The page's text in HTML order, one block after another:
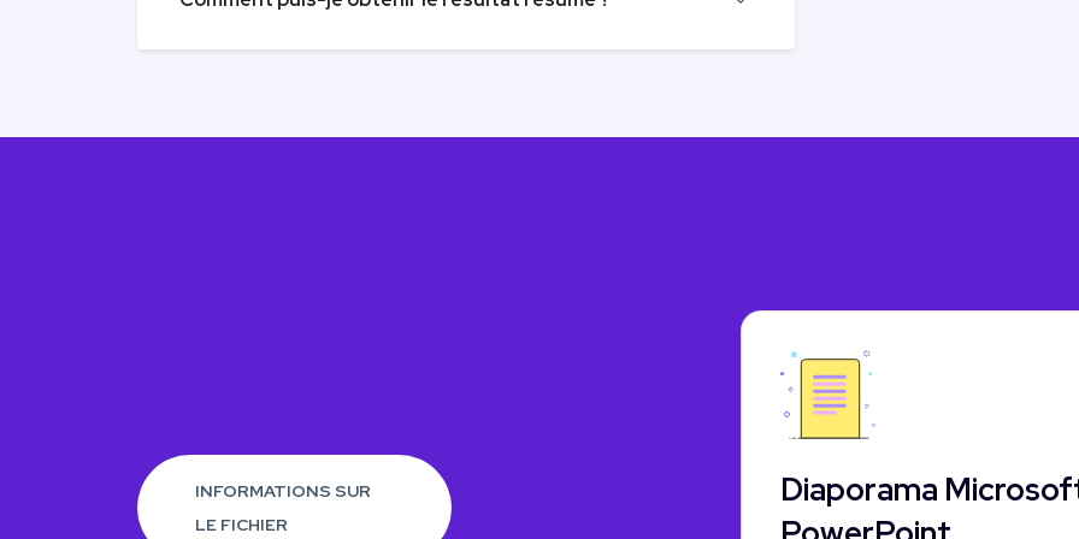
INFORMATIONS SUR
LE FICHIER
Diaporama